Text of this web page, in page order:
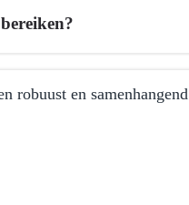
robuust en samenhangend